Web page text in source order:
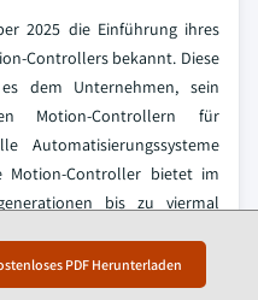
PDF Herunterladen
2025 die Einführung ihres
Controllers bekannt. Diese
dem Unternehmen, sein
Motion-Controllern für
Automatisierungssysteme
Motion-Controller bietet im
bis zu viermal
Weitere Vorteile sind
Hochgeschwindigkeits-
und synchronisierte